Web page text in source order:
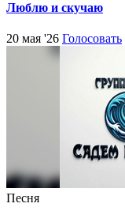
Люблю и скучаю
20 мая '26 Голосовать
Песня